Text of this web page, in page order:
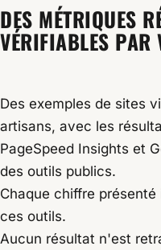
Site Vitrine
DES MÉTRIQUES
VÉRIFIABLES PAR
Des exemples de sites
artisans, avec les
PageSpeed Insights et
des outils publics.
Chaque chiffre
ces outils.
Aucun résultat n'est